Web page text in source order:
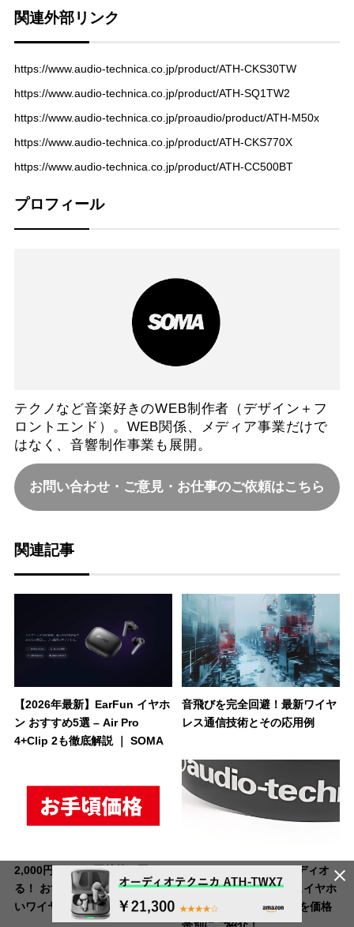
関連外部リンク
https://www.audio-technica.co.jp/product/ATH-CKS30TW
https://www.audio-technica.co.jp/product/ATH-SQ1TW2
https://www.audio-technica.co.jp/proaudio/product/ATH-M50x
https://www.audio-technica.co.jp/product/ATH-CKS770X
https://www.audio-technica.co.jp/product/ATH-CC500BT
プロフィール
テクノなど音楽好きのWEB制作者（デザイン＋フ
ロントエンド）。WEB関係、メディア事業だけで
はなく、音響制作事業も展開。
お問い合わせ・ご意見・お仕事のご依頼はこちら
関連記事
【2026年最新】EarFun イヤホ
ン おすすめ5選 – Air Pro
4+Clip 2も徹底解説 ｜ SOMA
音飛びを完全回避！最新ワイヤ
レス通信技術とその応用例
2,000円～5,000円前後で買え
る！ おすすめの安いコスパのい
いワイヤレスイヤホン10選
audio-technica（オーディオ
テクニカ）のワイヤレスイヤホ
ン：おすすめモデル8選を価格